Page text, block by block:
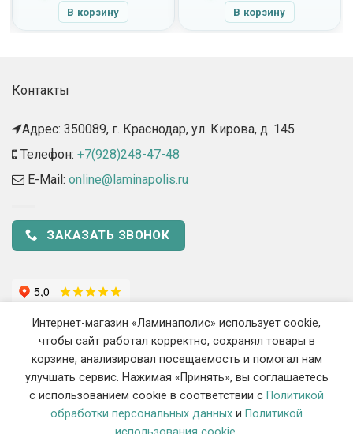
В корзину В корзину
Контакты
Адрес: 350089, г. Краснодар, ул. Кирова, д. 145​
Телефон: +7(928)248-47-48
E-Mail: online@laminapolis.ru
ЗАКАЗАТЬ ЗВОНОК
покрытий
Интернет-магазин «Ламинаполис» использует cookie,
чтобы сайт работал корректно, сохранял товары в
корзине, анализировал посещаемость и помогал нам
улучшать сервис. Нажимая «Принять», вы соглашаетесь
с использованием cookie в соответствии с Политикой
обработки персональных данных и Политикой